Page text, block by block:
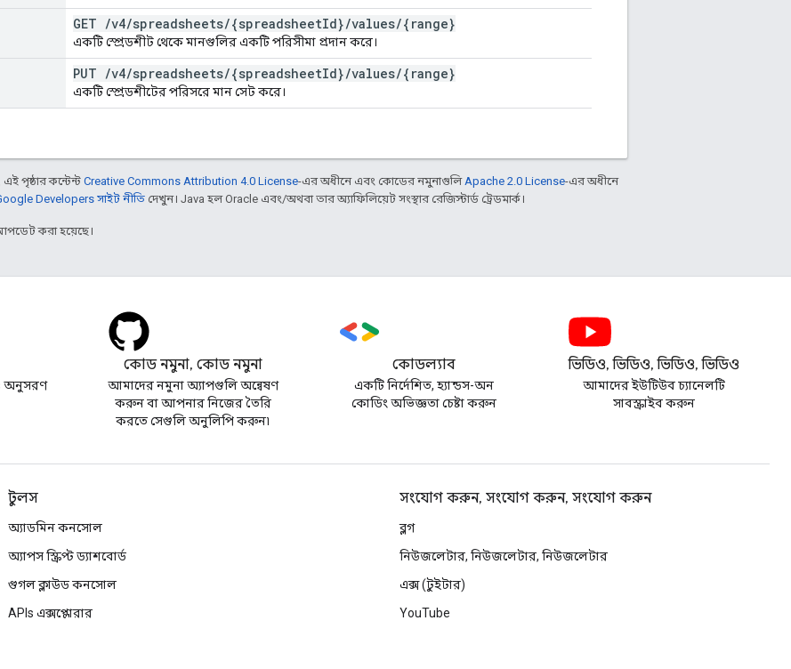
GET /v4/spreadsheets/{spreadsheetId}/values/{range}
একটি স্প্রেডশীট থেকে মানগুলির একটি পরিসীমা প্রদান করে।
PUT /v4/spreadsheets/{spreadsheetId}/values/{range}
একটি স্প্রেডশীটের পরিসরে মান সেট করে।
পৃষ্ঠার কন্টেন্ট Creative Commons Attribution 4.0 License-এর অধীনে এবং কোডের নমুনাগুলি Apache 2.0 License-এর অধীনে
Developers সাইট নীতি দেখুন। Java হল Oracle এবং/অথবা তার অ্যাফিলিয়েট সংস্থার রেজিস্টার্ড ট্রেডমার্ক।
করা হয়েছে।
অনুসরণ
কোড নমুনা, কোড নমুনা
আমাদের নমুনা অ্যাপগুলি অন্বেষণ
করুন বা আপনার নিজের তৈরি
করতে সেগুলি অনুলিপি করুন৷
কোডল্যাব
একটি নির্দেশিত, হ্যান্ডস-অন
কোডিং অভিজ্ঞতা চেষ্টা করুন
ভিডিও, ভিডিও, ভিডিও, ভিডিও
আমাদের ইউটিউব চ্যানেলটি
সাবস্ক্রাইব করুন
টুলস
অ্যাডমিন কনসোল
অ্যাপস স্ক্রিপ্ট ড্যাশবোর্ড
গুগল ক্লাউড কনসোল
APIs এক্সপ্লোরার
সংযোগ করুন, সংযোগ করুন, সংযোগ করুন
ব্লগ
নিউজলেটার, নিউজলেটার, নিউজলেটার
এক্স (টুইটার)
YouTube